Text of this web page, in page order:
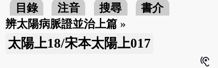
目錄 注音 搜尋
書介
辨太陽病脈證並治上篇 »
太陽上18/宋本太陽上017
hearing